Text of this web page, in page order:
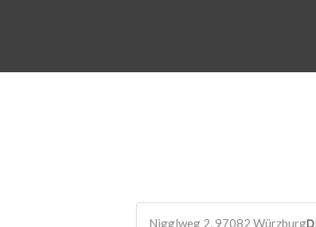
Nigglweg 2, 97082 Würzburg